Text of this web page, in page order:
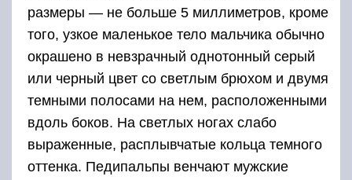
размеры — не больше 5 миллиметров, кроме
того, узкое маленькое тело мальчика обычно
окрашено в невзрачный однотонный серый
или черный цвет со светлым брюхом и двумя
темными полосами на нем, расположенными
вдоль боков. На светлых ногах слабо
выраженные, расплывчатые кольца темного
оттенка. Педипальпы венчают мужские